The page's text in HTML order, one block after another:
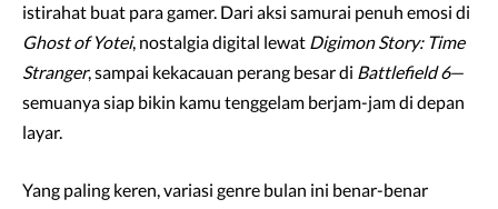
istirahat buat para gamer. Dari aksi samurai penuh emosi di
Ghost of Yotei, nostalgia digital lewat Digimon Story: Time
Stranger, sampai kekacauan perang besar di Battlefield 6—
semuanya siap bikin kamu tenggelam berjam-jam di depan
layar.
Yang paling keren, variasi genre bulan ini benar-benar